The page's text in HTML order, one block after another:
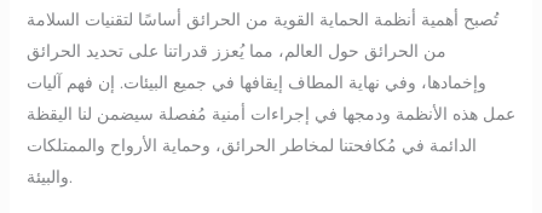
تُصبح أهمية أنظمة الحماية القوية من الحرائق أساسًا لتقنيات السلامة
من الحرائق حول العالم، مما يُعزز قدراتنا على تحديد الحرائق
وإخمادها، وفي نهاية المطاف إيقافها في جميع البيئات. إن فهم آليات
عمل هذه الأنظمة ودمجها في إجراءات أمنية مُفصلة سيضمن لنا اليقظة
الدائمة في مُكافحتنا لمخاطر الحرائق، وحماية الأرواح والممتلكات
والبيئة.